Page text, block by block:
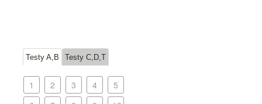
Testy A,B Testy C,D,T